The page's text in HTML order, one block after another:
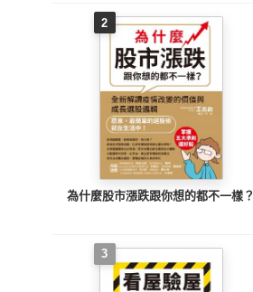
生！
2
為什麼股市漲跌跟你想的都不一樣？
3